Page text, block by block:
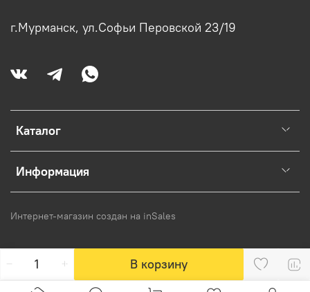
В корзину
Каталог
Информация
г.Мурманск, ул.Софьи Перовской 23/19
Интернет-магазин создан на inSales